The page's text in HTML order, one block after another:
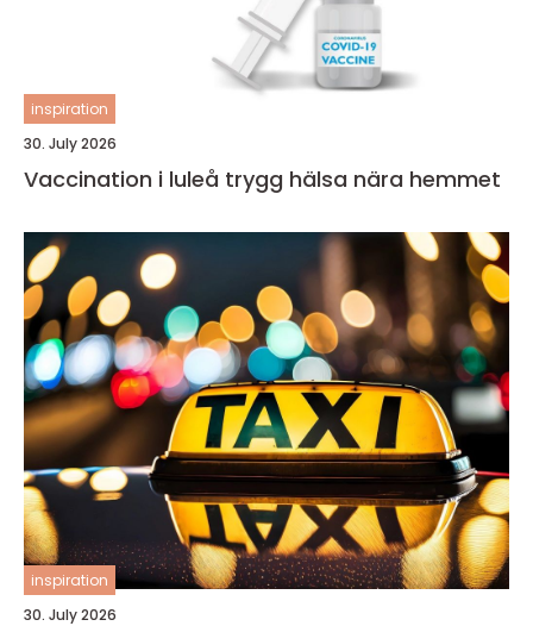
inspiration
30. July 2026
Vaccination i luleå trygg hälsa nära hemmet
inspiration
30. July 2026